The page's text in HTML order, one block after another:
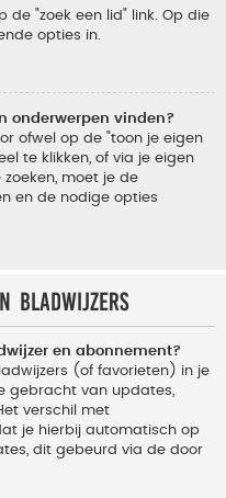
de "zoek een lid" link. Op die
opties in.
onderwerpen vinden?
ofwel op de "toon je eigen
te klikken, of via je eigen
moet je de
en de nodige opties
bladwijzers
en abonnement?
(of favorieten) in je
gebracht van updates,
verschil met
je hierbij automatisch op
dit gebeurd via de door